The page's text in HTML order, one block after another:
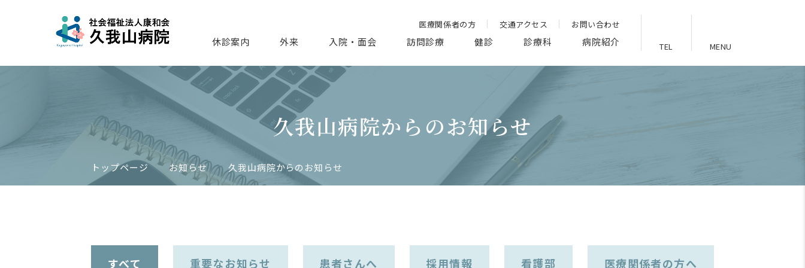
医療関係者の方 交通アクセス お問い合わせ
休診案内 外来 入院・面会 訪問診療 健診 診療科 病院紹介 TEL MENU
久我山病院からのお知らせ
トップページ お知らせ 久我山病院からのお知らせ
すべて 重要なお知らせ 患者さんへ 採用情報 看護部 医療関係者の方へ